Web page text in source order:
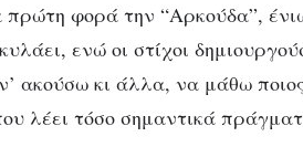
φορά την “Αρκούδα”,
ενώ οι στίχοι
ακούσω κι άλλα, να μάθω
λέει τόσο σημαντικά